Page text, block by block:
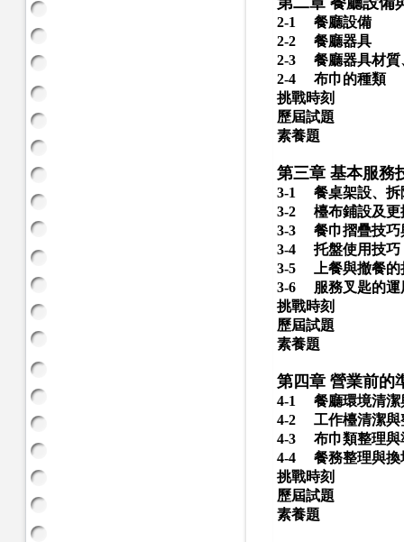
2-1
餐廳設備
2-2
餐廳器具
2-3
餐廳器具材
2-4
布巾的種類
挑戰時刻
歷屆試題
素養題
第三章 基本服務
3-1
餐桌架設、拆
3-2
檯布鋪設及更
3-3
餐巾摺疊技巧
3-4
托盤使用技巧
3-5
上餐與撤餐的
3-6
服務叉匙的運
挑戰時刻
歷屆試題
素養題
第四章 營業前的
4-1
餐廳環境清潔
4-2
工作檯清潔與
4-3
布巾類整理與
4-4
餐務整理與換
挑戰時刻
歷屆試題
素養題